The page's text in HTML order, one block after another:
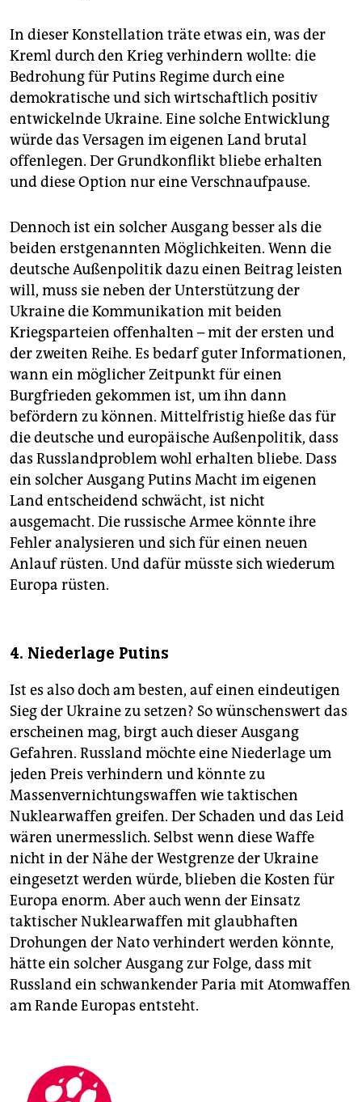
In dieser Konstellation träte etwas ein, was der
Kreml durch den Krieg verhindern wollte: die
Bedrohung für Putins Regime durch eine
demokratische und sich wirtschaftlich positiv
entwickelnde Ukraine. Eine solche Entwicklung
würde das Versagen im eigenen Land brutal
offenlegen. Der Grundkonflikt bliebe erhalten
und diese Option nur eine Verschnaufpause.
Dennoch ist ein solcher Ausgang besser als die
beiden erstgenannten Möglichkeiten. Wenn die
deutsche Außenpolitik dazu einen Beitrag leisten
will, muss sie neben der Unterstützung der
Ukraine die Kommunikation mit beiden
Kriegsparteien offenhalten – mit der ersten und
der zweiten Reihe. Es bedarf guter Informationen,
wann ein möglicher Zeitpunkt für einen
Burgfrieden gekommen ist, um ihn dann
befördern zu können. Mittelfristig hieße das für
die deutsche und europäische Außenpolitik, dass
das Russlandproblem wohl erhalten bliebe. Dass
ein solcher Ausgang Putins Macht im eigenen
Land entscheidend schwächt, ist nicht
ausgemacht. Die russische Armee könnte ihre
Fehler analysieren und sich für einen neuen
Anlauf rüsten. Und dafür müsste sich wiederum
Europa rüsten.
4. Niederlage Putins
Ist es also doch am besten, auf einen eindeutigen
Sieg der Ukraine zu setzen? So wünschenswert das
erscheinen mag, birgt auch dieser Ausgang
Gefahren. Russland möchte eine Niederlage um
jeden Preis verhindern und könnte zu
Massenvernichtungswaffen wie taktischen
Nuklearwaffen greifen. Der Schaden und das Leid
wären unermesslich. Selbst wenn diese Waffe
nicht in der Nähe der Westgrenze der Ukraine
eingesetzt werden würde, blieben die Kosten für
Europa enorm. Aber auch wenn der Einsatz
taktischer Nuklearwaffen mit glaubhaften
Drohungen der Nato verhindert werden könnte,
hätte ein solcher Ausgang zur Folge, dass mit
Russland ein schwankender Paria mit Atomwaffen
am Rande Europas entsteht.